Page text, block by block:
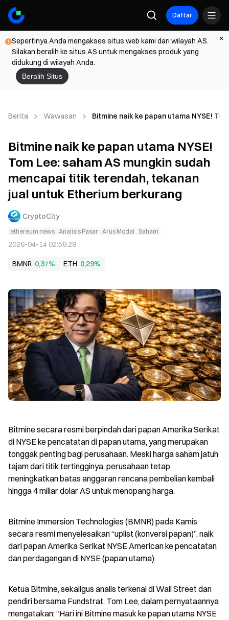
Daftar
Sepertinya Anda mengakses situs web kami dari wilayah AS.
Silakan beralih ke situs AS untuk mengakses produk yang
didukung di wilayah Anda.
Beralih Situs
Berita Wawasan Bitmine naik ke papan utama NYSE!
Bitmine naik ke papan utama NYSE!
Tom Lee: saham AS mungkin sudah
mencapai titik terendah, tekanan
jual untuk Etherium berkurang
CryptoCity
ethereum news Analisis Pasar Arus Modal Saham
2026-04-14 02:56:29
BMNR 0,37% ETH 0,29%
Bitmine secara resmi berpindah dari papan Amerika Serikat
di NYSE ke pencatatan di papan utama, yang merupakan
tonggak penting bagi perusahaan. Meski harga saham jatuh
tajam dari titik tertingginya, perusahaan tetap
meningkatkan batas anggaran rencana pembelian kembali
hingga 4 miliar dolar AS untuk menopang harga.
Bitmine Immersion Technologies (BMNR) pada Kamis
secara resmi menyelesaikan “uplist (konversi papan)”, naik
dari papan Amerika Serikat NYSE American ke pencatatan
dan perdagangan di NYSE (papan utama).
Ketua Bitmine, sekaligus analis terkenal di Wall Street dan
pendiri bersama Fundstrat, Tom Lee, dalam pernyataannya
mengatakan: “Hari ini Bitmine masuk ke papan utama NYSE